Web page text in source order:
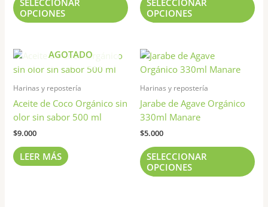
OPCIONES
opciones
elegir
página
producto
OPCIONES
AGOTADO
Harinas y repostería
Aceite de Coco Orgánico sin
olor sin sabor 500 ml
$9.000
LEER MÁS
Harinas y repostería
Jarabe de Agave Orgánico
330ml Manare
$5.000
SELECCIONAR
OPCIONES